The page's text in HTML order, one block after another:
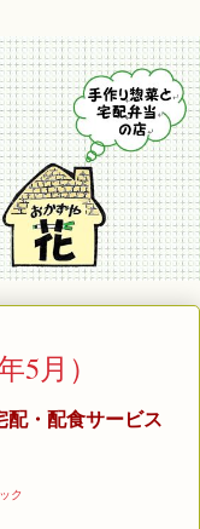
5月）
配・配食サービス
ク